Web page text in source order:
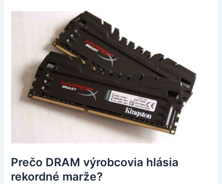
Prečo DRAM výrobcovia hlásia
rekordné marže?